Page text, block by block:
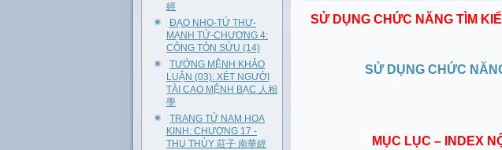
經
ĐẠO NHO-TỨ THƯ-
MẠNH TỬ-CHƯƠNG 4:
CÔNG TÔN SỬU (14)
TƯỚNG MỆNH KHẢO
LUẬN (03): XÉT NGƯỜI
TÀI CAO MỆNH BẠC 人相
學
TRANG TỬ NAM HOA
KINH: CHƯƠNG 17 -
THU THỦY 莊子 南華經
SỬ DỤNG CHỨC NĂNG TÌM
SỬ DỤNG CHỨC
MỤC LỤC – INDEX